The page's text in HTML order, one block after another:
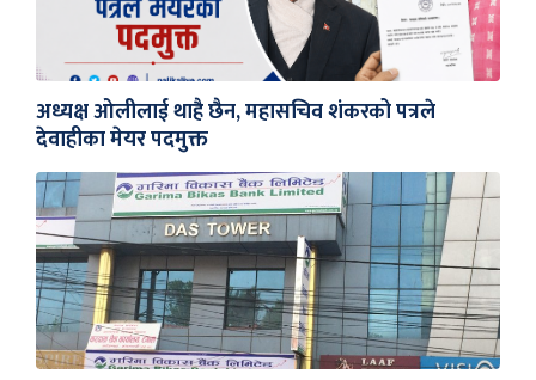
अध्यक्ष ओलीलाई थाहै छैन, महासचिव शंकरको पत्रले
देवाहीका मेयर पदमुक्त